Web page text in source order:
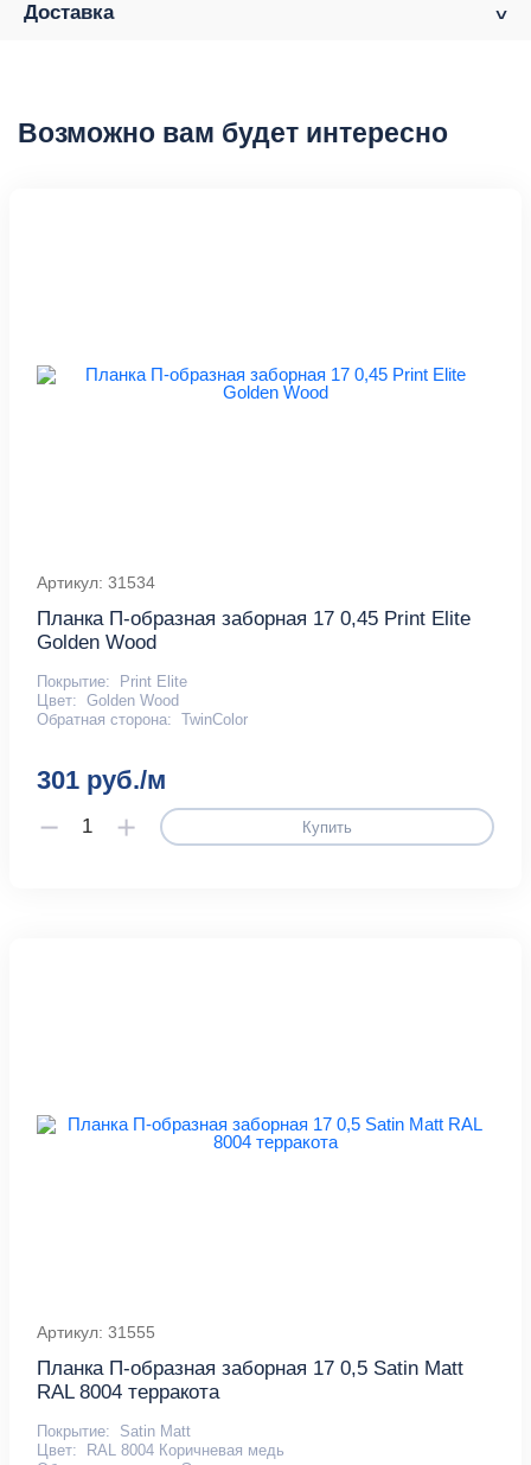
Доставка
Возможно вам будет интересно
Артикул: 31534
Планка П-образная заборная 17 0,45 Print Elite
Golden Wood
Покрытие:
Print Elite
Цвет: Golden Wood
Обратная сторона: TwinColor
301 руб./м
Купить
Артикул: 31555
Планка П-образная заборная 17 0,5 Satin Мatt
RAL 8004 терракота
Покрытие:
Satin Matt
Цвет:
RAL 8004 Коричневая медь